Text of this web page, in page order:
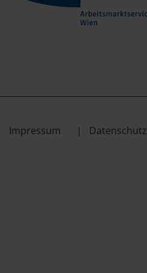
Impressum Datenschutz